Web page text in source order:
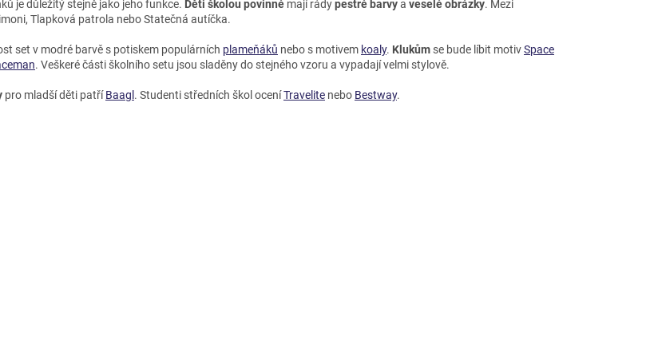
je důležitý stejně jako jeho funkce. Děti školou povinné mají rádypestré barvya veselé obrázky. Mezi
Tlapková patrola nebo Statečná autíčka.
set v modré barvě s potiskem populárních plameňáků nebo s motivem koaly. Klukům se bude líbit motivSpace
. Veškeré části školního setu jsou sladěny do stejného vzoru a vypadají velmi stylově.
pro mladší děti patříBaagl . Studenti středních škol oceníTravelite nebo Bestway.